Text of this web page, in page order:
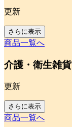
更新
さらに表示
商品一覧へ
介護・衛生雑貨
更新
さらに表示
商品一覧へ